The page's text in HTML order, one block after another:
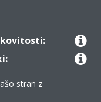
stran z